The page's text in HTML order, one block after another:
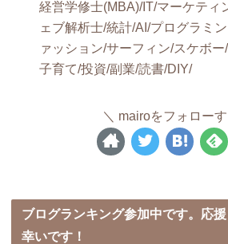
経営学修士(MBA)/IT/マーケティ
ェブ解析士/統計/AI/プログラミ
ァッション/サーフィン/スケボ
子育て/投資/副業/読書/DIY/
mairoをフォロー
ブログランキング参加中です。応
幸いです！